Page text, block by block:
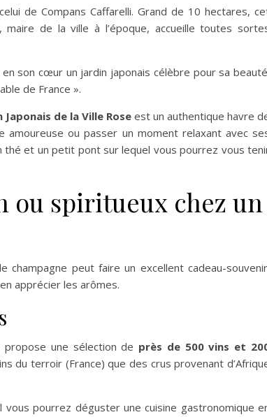
de Compans Caffarelli. Grand de 10 hectares,
de la ville à l’époque, accueille toutes
son cœur un jardin japonais célèbre pour sa
de France ».
Japonais de la Ville Roseest un authentique havre
amoureuse ou passer un moment relaxant avec
thé et un petit pont sur lequel vous pourrez vous
ou spiritueux chez un
peut faire un excellent cadeau-
apprécier les arômes.
une sélection de près de 500 vins et
du terroir (France) que des crus provenant
vous pourrez déguster une cuisine gastronomique